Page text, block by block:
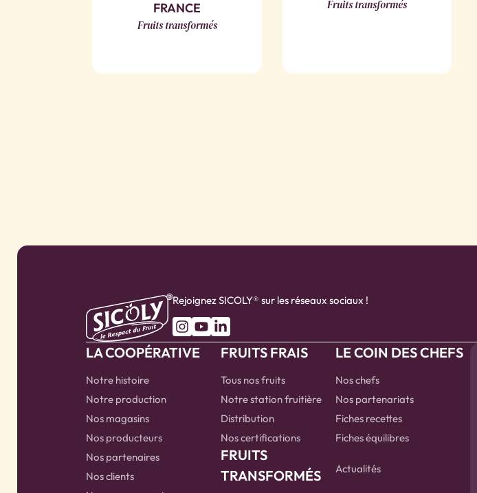
FRANCE
Fruits transformés
Fruits transformés
Rejoignez SICOLY® sur les réseaux sociaux !
LA COOPÉRATIVE
Notre histoire
Notre production
Nos magasins
Nos producteurs
Nos partenaires
Nos clients
FRUITS FRAIS
Tous nos fruits
Notre station fruitière
Distribution
Nos certifications
FRUITS
TRANSFORMÉS
LE COIN DES CHEFS
Nos chefs
Nos partenariats
Fiches recettes
Fiches équilibres
Actualités